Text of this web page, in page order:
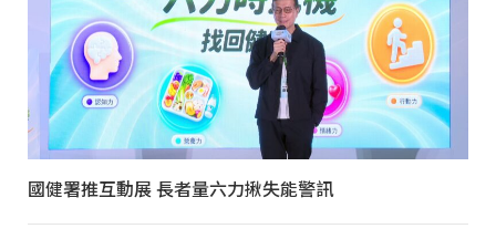
國健署推互動展 長者量六力揪失能警訊